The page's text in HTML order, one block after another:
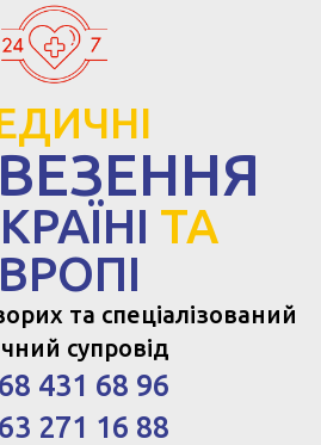
ТА
та спеціалізований
супровід
431 68 96
271 16 88